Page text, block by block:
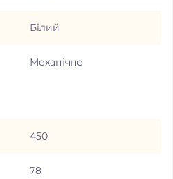
Білий
Механічне
450
78